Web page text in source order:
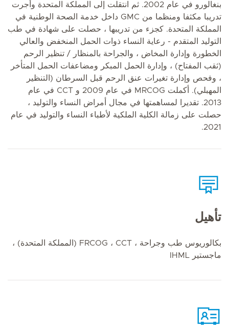
بنغالورو في عام 2002. ثم انتقلت إلى المملكة المتحدة وأجرت
تدريبا مكثفا ومنظما من GMC داخل خدمة الصحة الوطنية في
المملكة المتحدة. كجزء من تدريبها ، حصلت على شهادة في طب
التوليد المتقدم - رعاية النساء ذوات الحمل المنخفض والعالي
الخطورة وإدارة المخاض ، والجراحة بالمنظار / تنظير الرحم
(ثقب المفتاح) ، وإدارة الحمل المبكر ومضاعفات الحمل المتأخر
، وفحص وإدارة تغيرات عنق الرحم قبل السرطان (التنظير
المهبلي). أكملت MRCOG في عام 2009 و CCT في عام
2013. تقديرا لمساهمتها في مجال أمراض النساء والتوليد ،
حصلت على زمالة الكلية الملكية لأطباء النساء والتوليد في عام
2021.
تأهيل
بكالوريوس طب وجراحة ، FRCOG ، CCT (المملكة المتحدة) ،
ماجستير IHML